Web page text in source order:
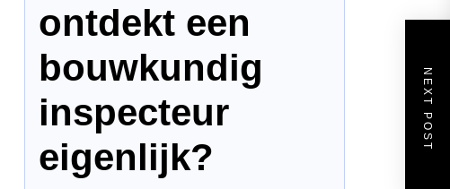
NEXT POST
ontdekt een
bouwkundig
inspecteur
eigenlijk?